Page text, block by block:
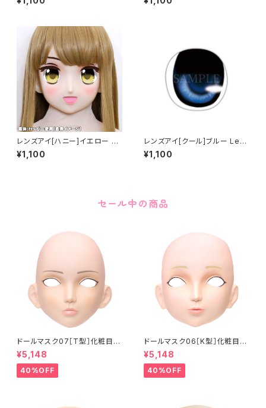
レンズアイ[ハニー]イエロー Le
ns eye [Honey] Yellow
¥1,100
レンズアイ[クール]ブルー Lens
eye [Cool] Blue
¥1,100
セール中の商品
ドールマスク07［T型］化粧目穴
処理済 MASK07 [DOLL T] O
pening eye hole and make
up
¥5,148
40%OFF
ドールマスク06［K型］化粧目穴
処理 MASK06 [DOLL K] Op
ening eye hole and make
up
¥5,148
40%OFF